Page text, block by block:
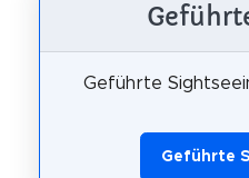
Geführte
Geführte